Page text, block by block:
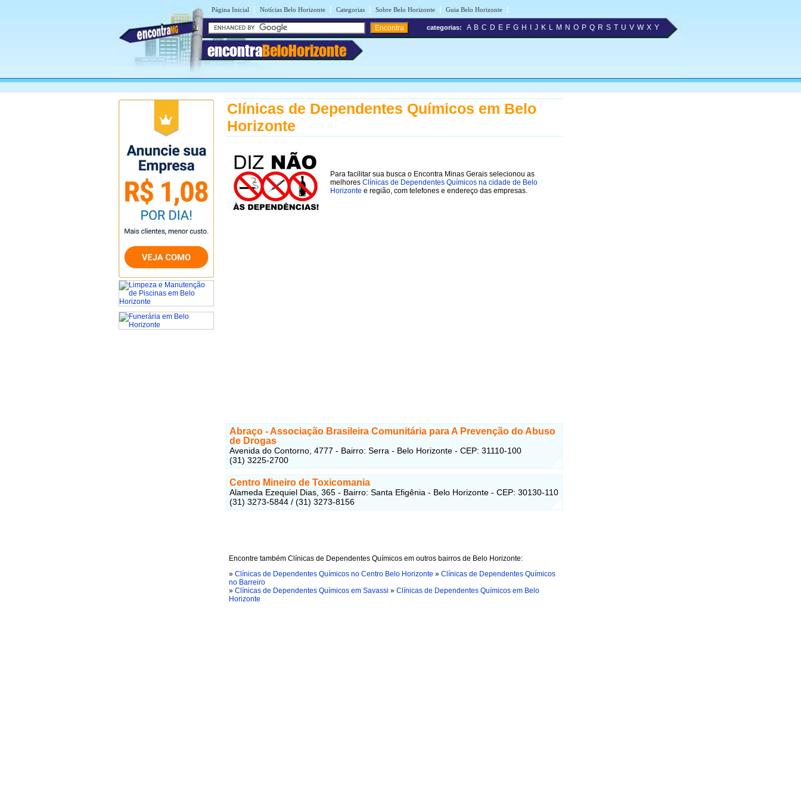
Página Inicial | Notícias Belo Horizonte | Categorias | Sobre Belo Horizonte | Guia Belo Horizonte |
encontraBeloHorizonte
categorias: A B C D E F G H J K L M N O P Q R S T U V W X Y
Clínicas de Dependentes Químicos em Belo
Horizonte
Para facilitar sua busca o Encontra Minas Gerais selecionou as
melhores Clínicas de Dependentes Químicos na cidade de Belo
Horizonte e região, com telefones e endereço das empresas.
Abraço - Associação Brasileira Comunitária para A Prevenção do Abuso
de Drogas
Avenida do Contorno, 4777 - Bairro: Serra - Belo Horizonte - CEP: 31110-100
(31) 3225-2700
Centro Mineiro de Toxicomania
Alameda Ezequiel Dias, 365 - Bairro: Santa Efigênia - Belo Horizonte - CEP: 30130-110
(31) 3273-5844 / (31) 3273-8156
Encontre também Clínicas de Dependentes Químicos em outros bairros de Belo Horizonte:
» Clínicas de Dependentes Químicos no Centro Belo Horizonte » Clínicas de Dependentes Químicos
no Barreiro
» Clínicas de Dependentes Químicos em Savassi » Clínicas de Dependentes Químicos em Belo
Horizonte